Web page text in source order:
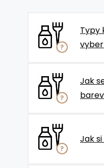
Typy
Jak
Jak